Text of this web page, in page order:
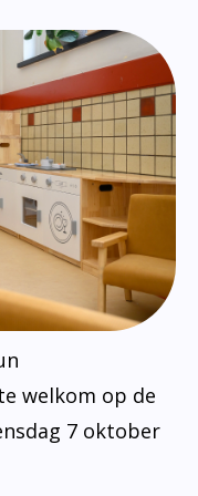
welkom op de
7 oktober